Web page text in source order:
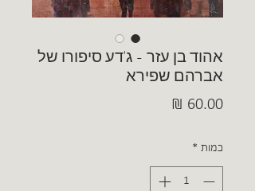
אהוד בן עזר - ג'דע סיפורו של
אברהם שפירא
כמות *